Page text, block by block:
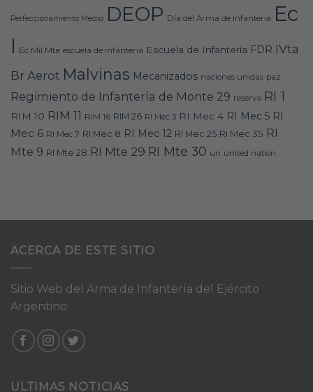
Perfeccionamiento Medio DEOP Día del Arma de Infantería Ec
I Ec Mil Mte escuela de infanteria Escuela de Infantería FDR IVta
Br Aerot Malvinas Mecanizados naciones unidas paz
Regimiento de Infantería de Monte 29 reserva RI 1
RIM 10 RIM 11 RIM 16 RIM 26 RI Mec 3 RI Mec 4 RI Mec 5 RI
Mec 6 RI Mec 7 RI Mec 8 RI Mec 12 RI Mec 25 RI Mec 35 RI
Mte 9 RI Mte 28 RI Mte 29 RI Mte 30 un united nation
ACERCA DE ESTE SITIO
Sitio Web del Arma de Infantería del Ejército
Argentino
ULTIMAS NOTICIAS